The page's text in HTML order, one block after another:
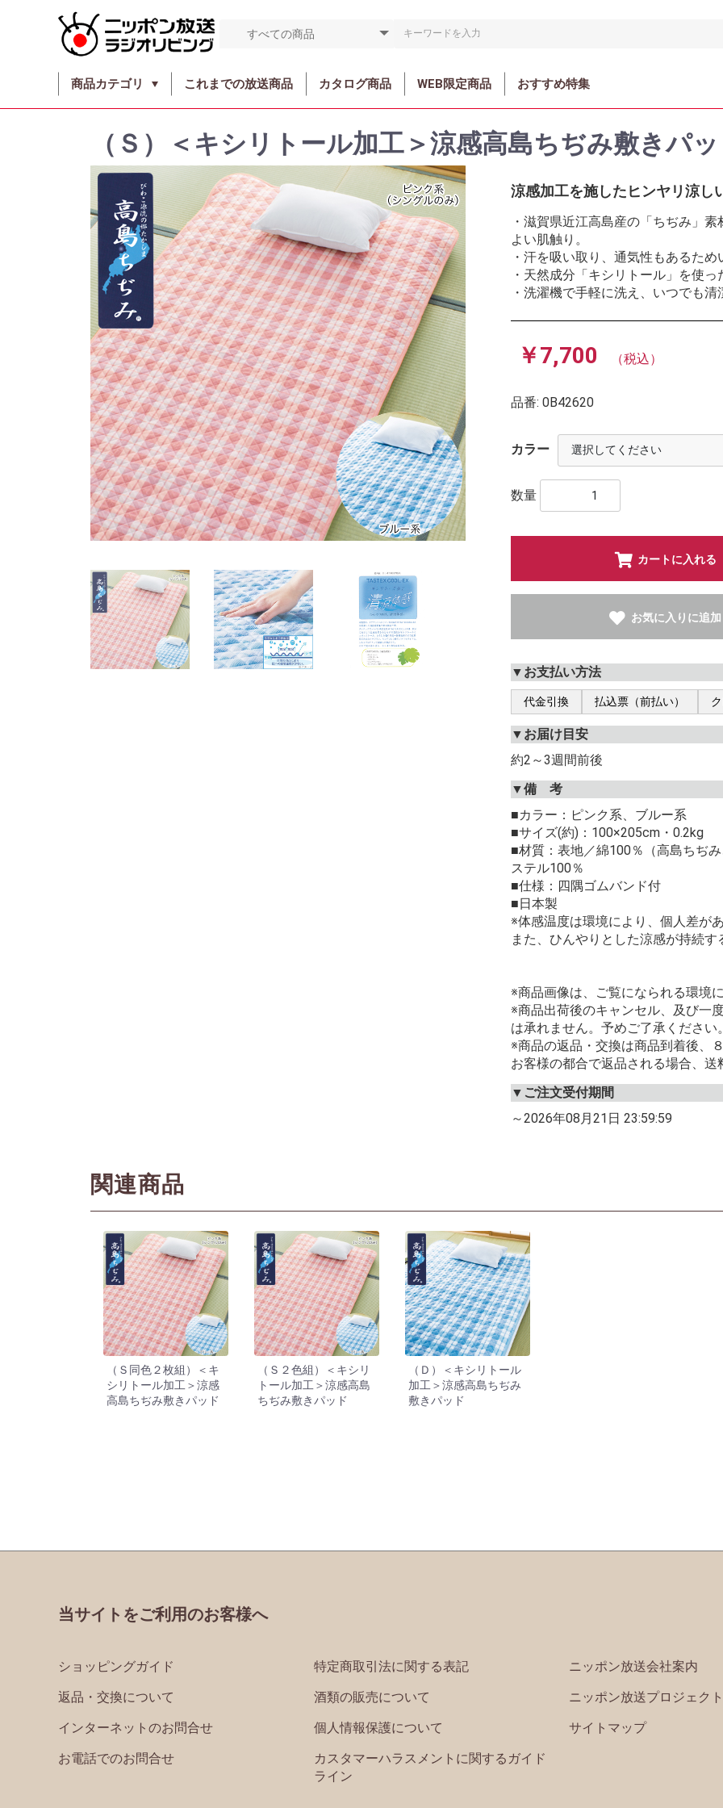
商品カテゴリ これまでの放送商品 カタログ商品 WEB限定商品 おすすめ特集
（Ｓ）＜キシリトール加工＞涼感高島ちぢみ敷きパ
涼感加工を施したヒンヤリ涼し
・滋賀県近江高島産の「ちぢみ」
よい肌触り。
・汗を吸い取り、通気性もあるため
・天然成分「キシリトール」を使
・洗濯機で手軽に洗え、いつでも清
￥7,700 （税込）
品番: 0B42620
カラー
数量
カートに入れる
お気に入りに追加
▼お支払い方法
代金引換 払込票（前払い）
▼お届け目安
約2～3週間前後
▼備 考
■カラー：ピンク系、ブルー系
■サイズ(約)：100×205cm・0.2kg
■材質：表地／綿100％（高島ちぢ
ステル100％
■仕様：四隅ゴムバンド付
■日本製
※体感温度は環境により、個人差があ
また、ひんやりとした涼感が持続す
※商品画像は、ご覧になられる環境
※商品出荷後のキャンセル、及び一
は承れません。予めご了承ください。
※商品の返品・交換は商品到着後、
お客様の都合で返品される場合、送
▼ご注文受付期間
～2026年08月21日 23:59:59
関連商品
（Ｓ同色２枚組）＜キ
シリトール加工＞涼感
高島ちぢみ敷きパッド
（Ｓ２色組）＜キシリ
トール加工＞涼感高島
ちぢみ敷きパッド
（Ｄ）＜キシリトール
加工＞涼感高島ちぢみ
敷きパッド
当サイトをご利用のお客様へ
ショッピングガイド
返品・交換について
インターネットのお問合せ
お電話でのお問合せ
特定商取引法に関する表記
酒類の販売について
個人情報保護について
カスタマーハラスメントに関するガイド
ライン
ニッポン放送会社案内
ニッポン放送プロジェク
サイトマップ